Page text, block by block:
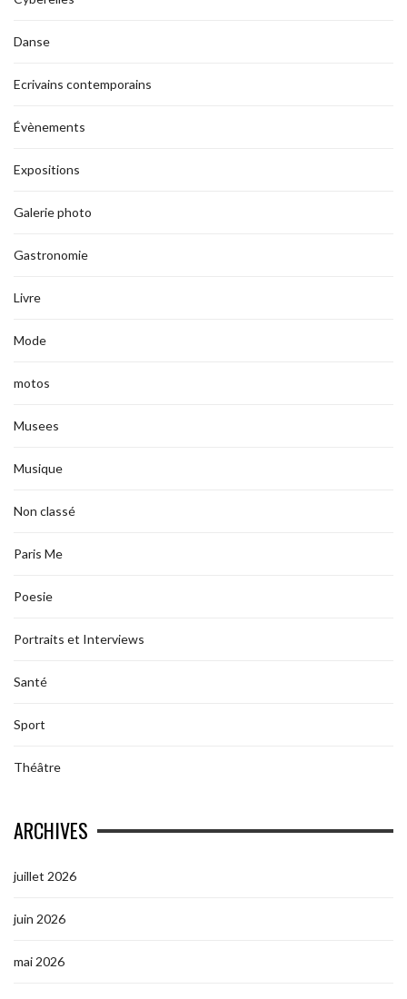
Danse
Ecrivains contemporains
Évènements
Expositions
Galerie photo
Gastronomie
Livre
Mode
motos
Musees
Musique
Non classé
Paris Me
Poesie
Portraits et Interviews
Santé
Sport
Théâtre
ARCHIVES
juillet 2026
juin 2026
mai 2026